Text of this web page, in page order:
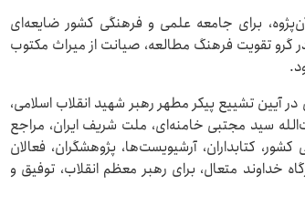
برای جامعه علمی و فرهنگی کشور ضایعه‌ای
گرو تقویت فرهنگ مطالعه، صیانت از میراث مکتوب
آیین تشییع پیکر مطهر رهبر شهید انقلاب اسلامی،
سید مجتبی خامنه‌ای، ملت شریف ایران، مراجع
کتابداران، آرشیویست‌ها، پژوهشگران، فعالان
خداوند متعال، برای رهبر معظم انقلاب، توفیق و